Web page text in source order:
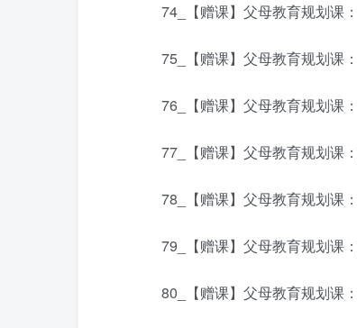
74_【赠课】父母教育规划课：
75_【赠课】父母教育规划课：
76_【赠课】父母教育规划课：
77_【赠课】父母教育规划课
78_【赠课】父母教育规划课：
79_【赠课】父母教育规划课：
80_【赠课】父母教育规划课：